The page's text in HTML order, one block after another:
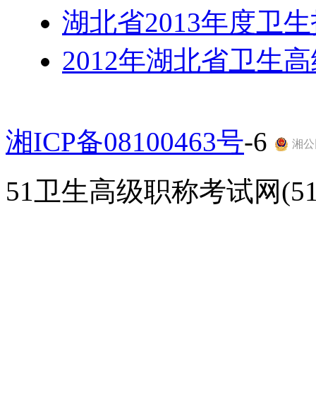
湖北省2013年度卫
2012年湖北省卫生
湘ICP备08100463号-6 湘公
51卫生高级职称考试网